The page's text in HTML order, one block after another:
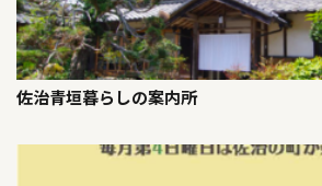
佐治青垣暮らしの案内所